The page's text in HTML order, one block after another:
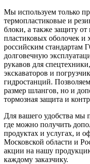
Мы используем только
термопластиковые и
блоки, а также защиту
пластиковых оболочек и
российским
долговечную
рукавов для
экскаваторов и
гидростанций.
размер шлангов, но и
тормозная защита и
Для вашего удобства мы
где можно получить
продуктах и услугах, и
Московской области и
акции на нашу
каждому заказчику.